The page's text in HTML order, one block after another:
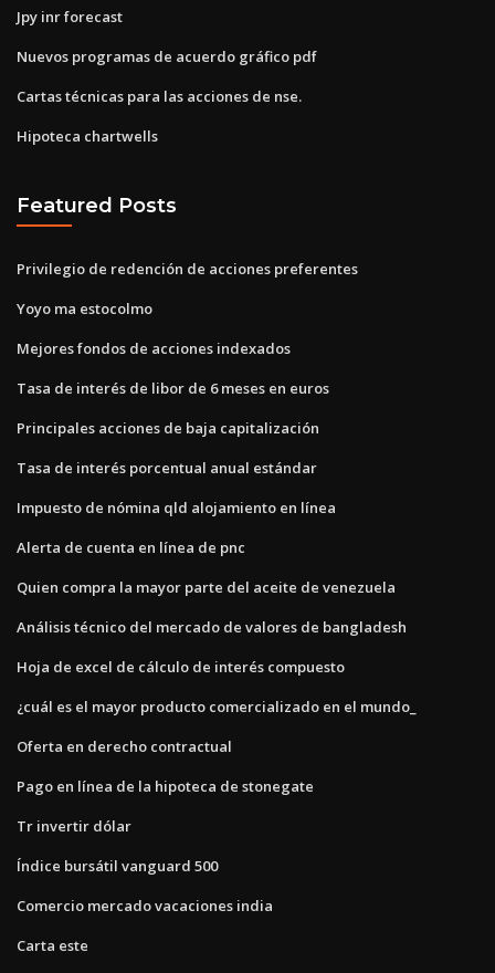
Jpy inr forecast
Nuevos programas de acuerdo gráfico pdf
Cartas técnicas para las acciones de nse.
Hipoteca chartwells
Featured Posts
Privilegio de redención de acciones preferentes
Yoyo ma estocolmo
Mejores fondos de acciones indexados
Tasa de interés de libor de 6 meses en euros
Principales acciones de baja capitalización
Tasa de interés porcentual anual estándar
Impuesto de nómina qld alojamiento en línea
Alerta de cuenta en línea de pnc
Quien compra la mayor parte del aceite de venezuela
Análisis técnico del mercado de valores de bangladesh
Hoja de excel de cálculo de interés compuesto
¿cuál es el mayor producto comercializado en el mundo_
Oferta en derecho contractual
Pago en línea de la hipoteca de stonegate
Tr invertir dólar
Índice bursátil vanguard 500
Comercio mercado vacaciones india
Carta este